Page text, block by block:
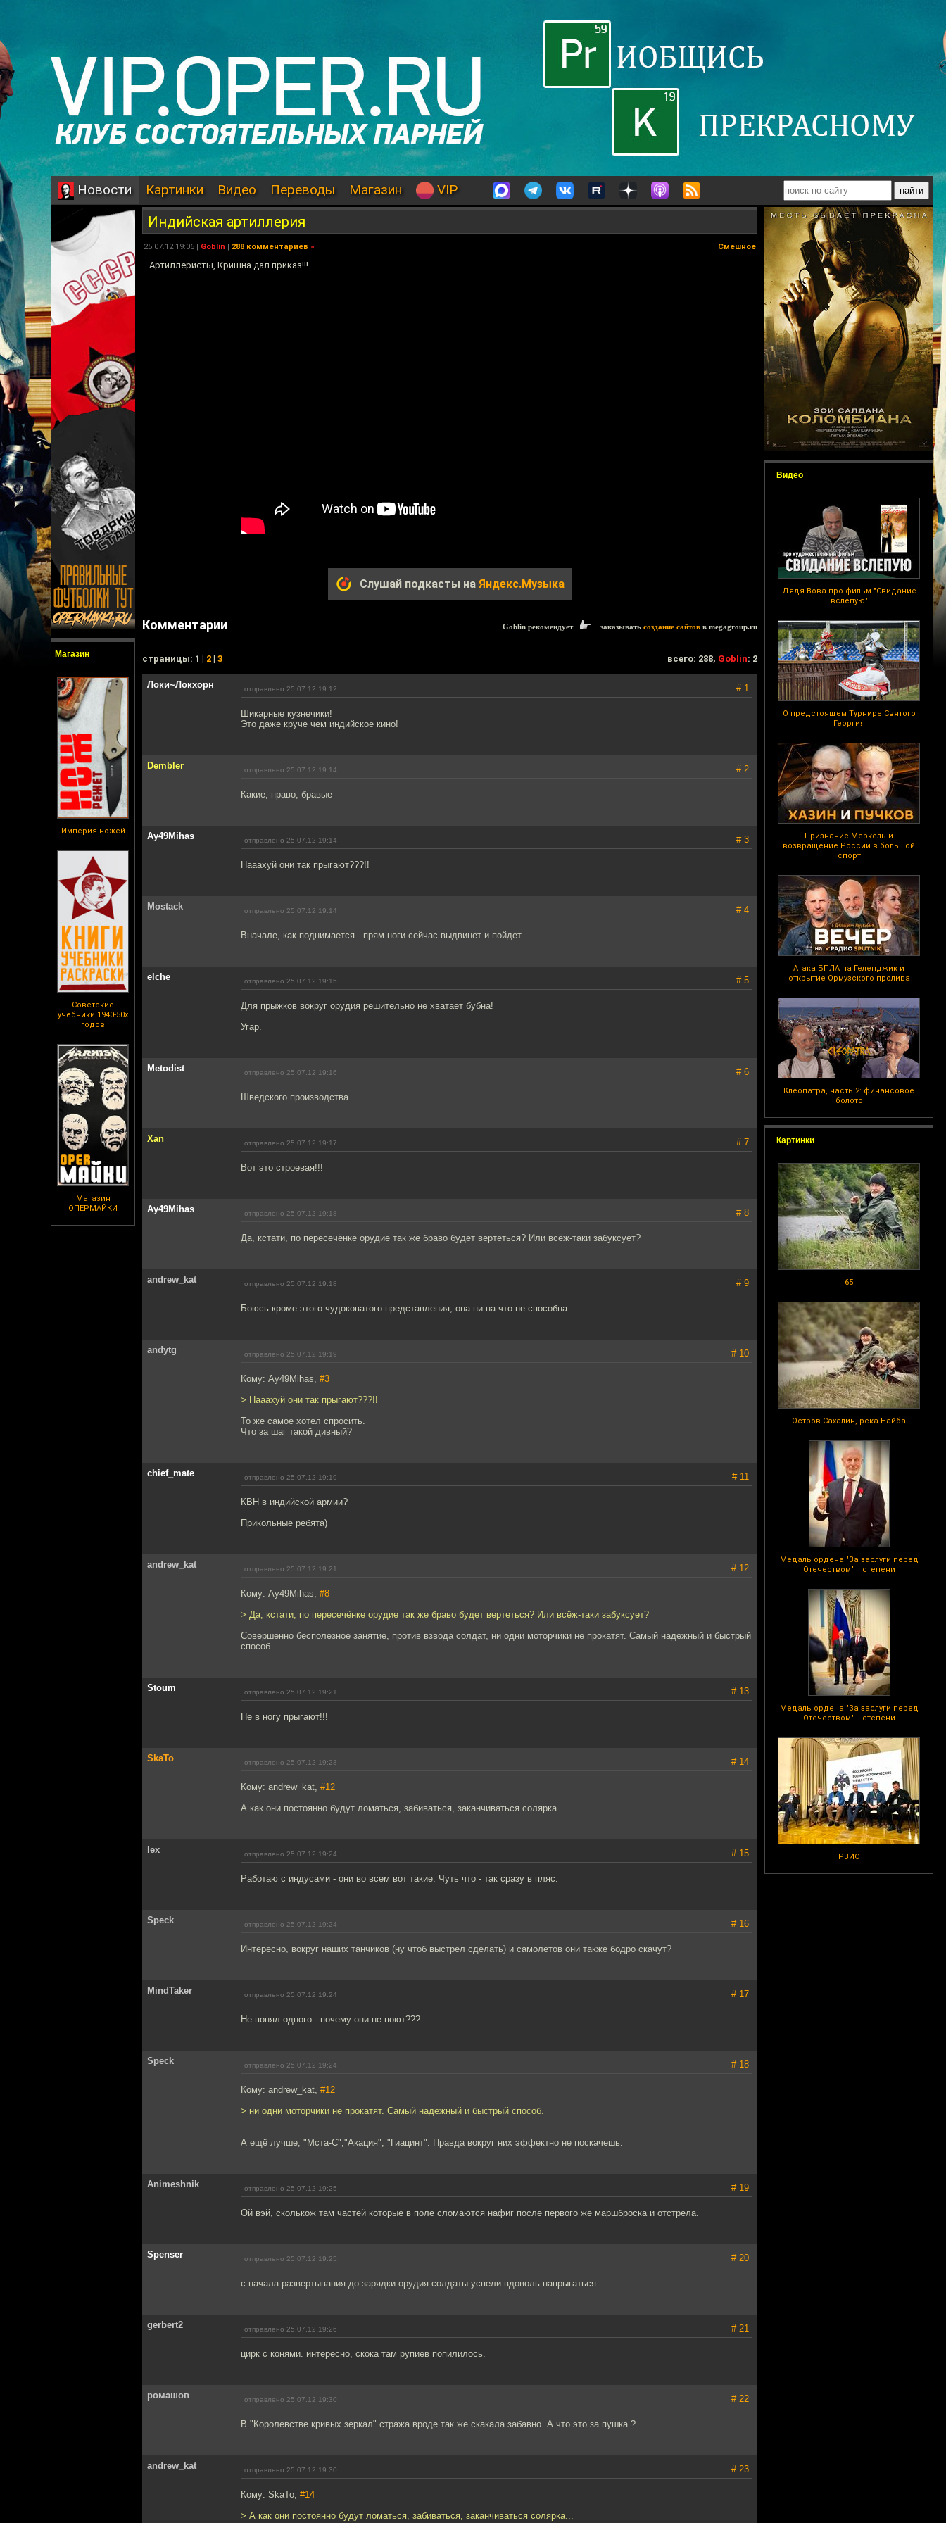
Новости Картинки Видео Переводы Магазин VIP
Магазин
Империя ножей
Советские
учебники 1940-50х
годов
Магазин
ОПЕРМАЙКИ
Видео
Дядя Вова про фильм "Свидание
вслепую"
О предстоящем Турнире Святого
Георгия
Признание Меркель и
возвращение России в большой
спорт
Атака БПЛА на Геленджик и
открытие Ормузского пролива
Клеопатра, часть 2: финансовое
болото
Картинки
65
Остров Сахалин, река Найба
Медаль ордена "За заслуги перед
Отечеством" II степени
Медаль ордена "За заслуги перед
Отечеством" II степени
РВИО
Индийская артиллерия
25.07.12 19:06 | Goblin | 288 комментариев » Смешное
Артиллеристы, Кришна дал приказ!!!
Слушай подкасты на Яндекс.Музыка
Комментарии Goblin рекомендует заказывать создание сайтов в megagroup.ru
cтраницы: 1 | 2 | 3 всего: 288, Goblin: 2
Локи~Локхорн отправлено 25.07.12 19:12 # 1
Шикарные кузнечики!
Это даже круче чем индийское кино!
Dembler отправлено 25.07.12 19:14 # 2
Какие, право, бравые
Ay49Mihas отправлено 25.07.12 19:14 # 3
Нааахуй они так прыгают???!!
Mostack отправлено 25.07.12 19:14 # 4
Вначале, как поднимается - прям ноги сейчас выдвинет и пойдет
elche отправлено 25.07.12 19:15 # 5
Для прыжков вокруг орудия решительно не хватает бубна!
Угар.
Metodist отправлено 25.07.12 19:16 # 6
Шведского производства.
Xan отправлено 25.07.12 19:17 # 7
Вот это строевая!!!
Ay49Mihas отправлено 25.07.12 19:18 # 8
Да, кстати, по пересечёнке орудие так же браво будет вертеться? Или всёж-таки забуксует?
andrew_kat отправлено 25.07.12 19:18 # 9
Боюсь кроме этого чудоковатого представления, она ни на что не способна.
andytg отправлено 25.07.12 19:19 # 10
Кому: Ay49Mihas, #3
> Нааахуй они так прыгают???!!
То же самое хотел спросить.
Что за шаг такой дивный?
chief_mate отправлено 25.07.12 19:19 # 11
КВН в индийской армии?
Прикольные ребята)
andrew_kat отправлено 25.07.12 19:21 # 12
Кому: Ay49Mihas, #8
> Да, кстати, по пересечёнке орудие так же браво будет вертеться? Или всёж-таки забуксует?
Совершенно бесполезное занятие, против взвода солдат, ни одни моторчики не прокатят. Самый надежный и быстрый
способ.
Stoum отправлено 25.07.12 19:21 # 13
Не в ногу прыгают!!!
SkaTo отправлено 25.07.12 19:23 # 14
Кому: andrew_kat, #12
А как они постоянно будут ломаться, забиваться, заканчиваться солярка...
lex отправлено 25.07.12 19:24 # 15
Работаю с индусами - они во всем вот такие. Чуть что - так сразу в пляс.
Speck отправлено 25.07.12 19:24 # 16
Интересно, вокруг наших танчиков (ну чтоб выстрел сделать) и самолетов они также бодро скачут?
MindTaker отправлено 25.07.12 19:24 # 17
Не понял одного - почему они не поют???
Speck отправлено 25.07.12 19:24 # 18
Кому: andrew_kat, #12
> ни одни моторчики не прокатят. Самый надежный и быстрый способ.
А ещё лучше, "Мста-С","Акация", "Гиацинт". Правда вокруг них эффектно не поскачешь.
Animeshnik отправлено 25.07.12 19:25 # 19
Ой вэй, сколькож там частей которые в поле сломаются нафиг после первого же маршброска и отстрела.
Spenser отправлено 25.07.12 19:25 # 20
с начала развертывания до зарядки орудия солдаты успели вдоволь напрыгаться
gerbert2 отправлено 25.07.12 19:26 # 21
цирк с конями. интересно, скока там рупиев попилилось.
ромашов отправлено 25.07.12 19:30 # 22
В "Королевстве кривых зеркал" стража вроде так же скакала забавно. А что это за пушка ?
andrew_kat отправлено 25.07.12 19:30 # 23
Кому: SkaTo, #14
> А как они постоянно будут ломаться, забиваться, заканчиваться солярка...